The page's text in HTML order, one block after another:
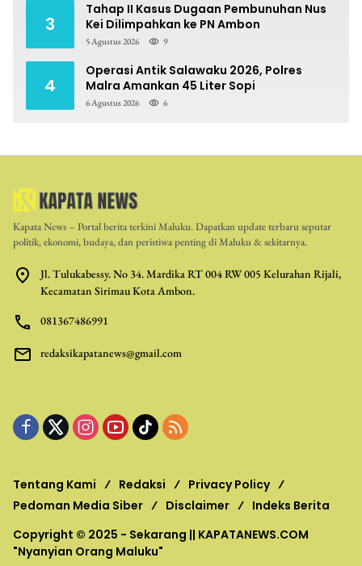
3
Tahap II Kasus Dugaan Pembunuhan Nus
Kei Dilimpahkan ke PN Ambon
5 Agustus 2026 9
4
Operasi Antik Salawaku 2026, Polres
Malra Amankan 45 Liter Sopi
6 Agustus 2026 6
Kapata News – Portal berita terkini Maluku. Dapatkan update terbaru seputar
politik, ekonomi, budaya, dan peristiwa penting di Maluku & sekitarnya.
Jl. Tulukabessy. No 34. Mardika RT 004 RW 005 Kelurahan Rijali,
Kecamatan Sirimau Kota Ambon.
081367486991
redaksikapatanews@gmail.com
Tentang Kami Redaksi
Privacy Policy
Pedoman Media Siber
Disclaimer
Indeks Berita
Copyright © 2025 - Sekarang || KAPATANEWS.COM
"Nyanyian Orang Maluku"